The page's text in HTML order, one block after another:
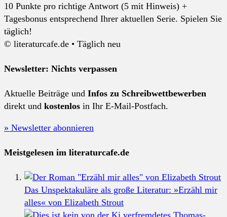
10 Punkte pro richtige Antwort (5 mit Hinweis) +
Tagesbonus entsprechend Ihrer aktuellen Serie. Spielen Sie
täglich!
© literaturcafe.de • Täglich neu
Newsletter: Nichts verpassen
Aktuelle Beiträge und Infos zu Schreibwettbewerben
direkt und kostenlos in Ihr E-Mail-Postfach.
» Newsletter abonnieren
Meistgelesen im literaturcafe.de
Das Unspektakuläre als große Literatur: »Erzähl mir
alles« von Elizabeth Strout